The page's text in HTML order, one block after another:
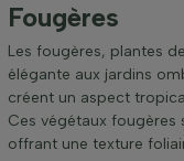
Disponible
Taille adulte (cm)
Fougères
Les fougères, plantes
élégante aux jardins
créent un aspect
Ces végétaux
offrant une texture